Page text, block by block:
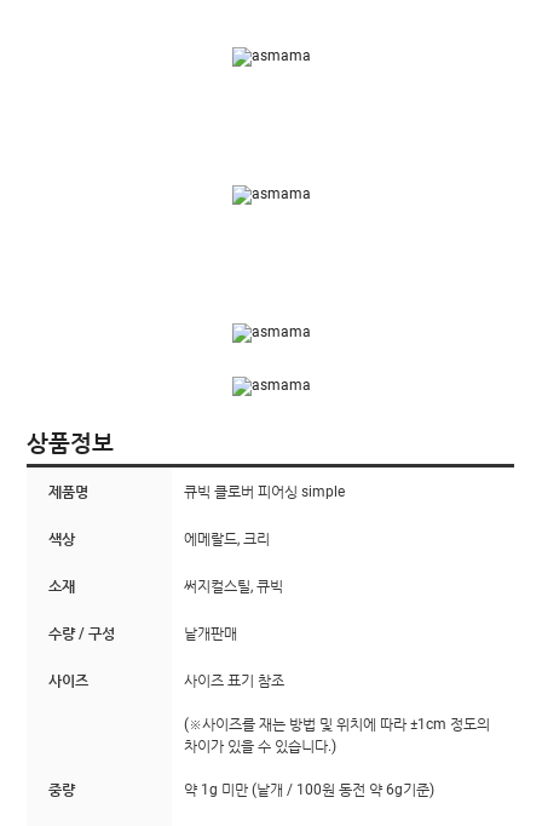
상품정보
제품명 큐빅 클로버 피어싱 simple
색상 에메랄드, 크리
소재 써지컬스틸, 큐빅
수량 / 구성 낱개판매
사이즈 사이즈 표기 참조
(※사이즈를 재는 방법 및 위치에 따라 ±1cm 정도의
차이가 있을 수 있습니다.)
중량 약 1g 미만 (낱개 / 100원 동전 약 6g기준)